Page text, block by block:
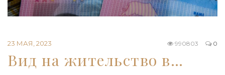
23 МАЯ, 2023 0
990803
Вид на жительство в…